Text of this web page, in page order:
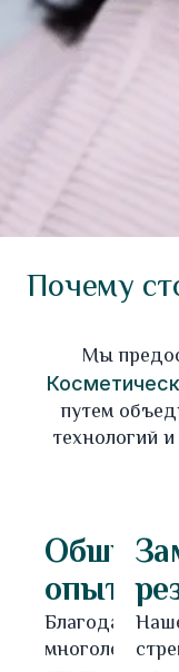
Почему
Мы
путем
технологий
опыт
Благодаря
многолетнему